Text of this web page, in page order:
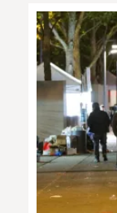
INSÓLITAS
MULTIMEDIA